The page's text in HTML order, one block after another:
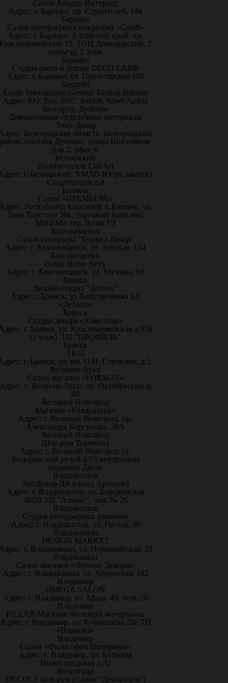
Салон Квадро Интерьер
Адрес: г. Барнаул, пр. Строителей, 14а
Барнаул
Салон интерьерных покрытий «Gaudi»
Адрес: г. Барнаул, Алтайский край, пр.
15, ТОЦ Демидовский, 1
подъезд, 2 этаж
Барнаул
Студия света и декора DECO LAMP
Адрес: г. Барнаул, ул. Пролетарская 160
Бахрейн
Exotic International General Trading Bahrain
Адрес: P.O. Box 3507, Jeddah, Saudi Arabia
Белгород, Дубовое
Декоративные отделочные материалы
Элит-Декор
Белгородская область, Белгородский
посёлок Дубовое, улица Шоссейная,
дом 2, офис 6.
Белоярский
Дизайн-салон Lidi Art
г. Белоярский, ХМАО-Югра, квартал
Спортивный,д.4
Бишкек
Салон «ПРЕМЬЕРА»
Республика Киргизия, г. Бишкек, ул.
Льва Толстого 36к, торговый комплекс
Мега Мастер, бутик Г3
Благовещенск
Салон интерьера "Буржуа-Декор"
Адрес: г. Благовещенск, ул. Зейская, 134
Благовещенск
салон Home Story
Адрес: г. Благовещенск, ул. Мухина, 94
Брянск
Дизайн-студия "Детали"
Адрес: г.Брянск, ул Войстроченко д.6
«Детали»
Брянск
Студия декора «Хамелеон»
г. Брянск, ул. Красноармейская д.93б
(2 этаж), ТЦ "ПРОФИЛЬ"
Брянск
ТК32
г. Брянск, ул. им. О.Н. Строкина, д.2.
Великие Луки
Салон-магазин «FORMAT»
г. Великие Луки, пр. Октябрьский д.
60
Великий Новгород
Магазин «Квадратура»
Адрес: г. Великий Новгород, пр.
Александра Корсунова, 28А
Великий Новгород
Шоу-рум Терминал
Адрес: г. Великий Новгород ул.
Федоровский ручей 2/13 внутренняя
парковка Диеза
Владивосток
АртДекор-ДВ (склад Артполе)
Адрес: г. Владивосток, ул. Бородинская
46/50 ТЦ "Альянс", пав. № 26
Владивосток
Студия интерьерных решений
Адрес: г. Владивосток, ул. Гоголя, 30
Владикавказ
DESIGN MARKET
г. Владикавказ, ул. Первомайская, 28
Владикавказ
Салон-магазин «Лепные Декоры»
Адрес: г. Владикавказ, ул. Ардонская, 182
Владимир
OMEGA SALON
Адрес: г. Владимир, ул. Мира, 49, пом. 20
Владимир
PILLAR Магазин чистовых материалов
Адрес: г. Владимир, ул. Куйбышева 28е ТЦ
«Подкова»
Владимир
Салон «Философия Интерьера»
Адрес: г. Владимир, ул. Большая
Нижегородская д.32
Волгоград
DECOLE шоу-рум (Салон "Декорация")